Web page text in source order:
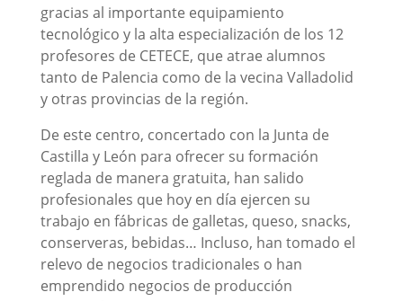
gracias al importante equipamiento
tecnológico y la alta especialización de los 12
profesores de CETECE, que atrae alumnos
tanto de Palencia como de la vecina Valladolid
y otras provincias de la región.
De este centro, concertado con la Junta de
Castilla y León para ofrecer su formación
reglada de manera gratuita, han salido
profesionales que hoy en día ejercen su
trabajo en fábricas de galletas, queso, snacks,
conserveras, bebidas… Incluso, han tomado el
relevo de negocios tradicionales o han
emprendido negocios de producción